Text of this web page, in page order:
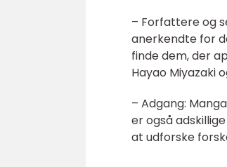
– Forfattere og
anerkendte for
finde dem, der
Hayao Miyazaki
– Adgang:
er også
at udforske